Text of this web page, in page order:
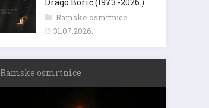
Ramske osmrtnice
31.07.2026.
Ramske osmrtnice